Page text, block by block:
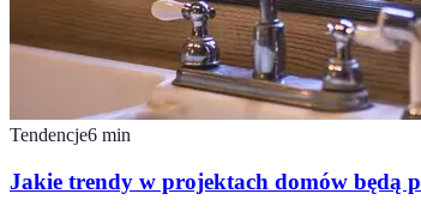
Tendencje6 min
Jakie trendy w projektach domów będą